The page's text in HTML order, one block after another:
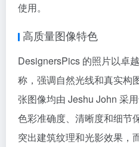
使用。
高质量图像特色
DesignersPics 的照片以卓
称，强调自然光线和真实构
张图像均由 Jeshu John 采
色彩准确度、清晰度和细节
突出建筑纹理和光影效果，